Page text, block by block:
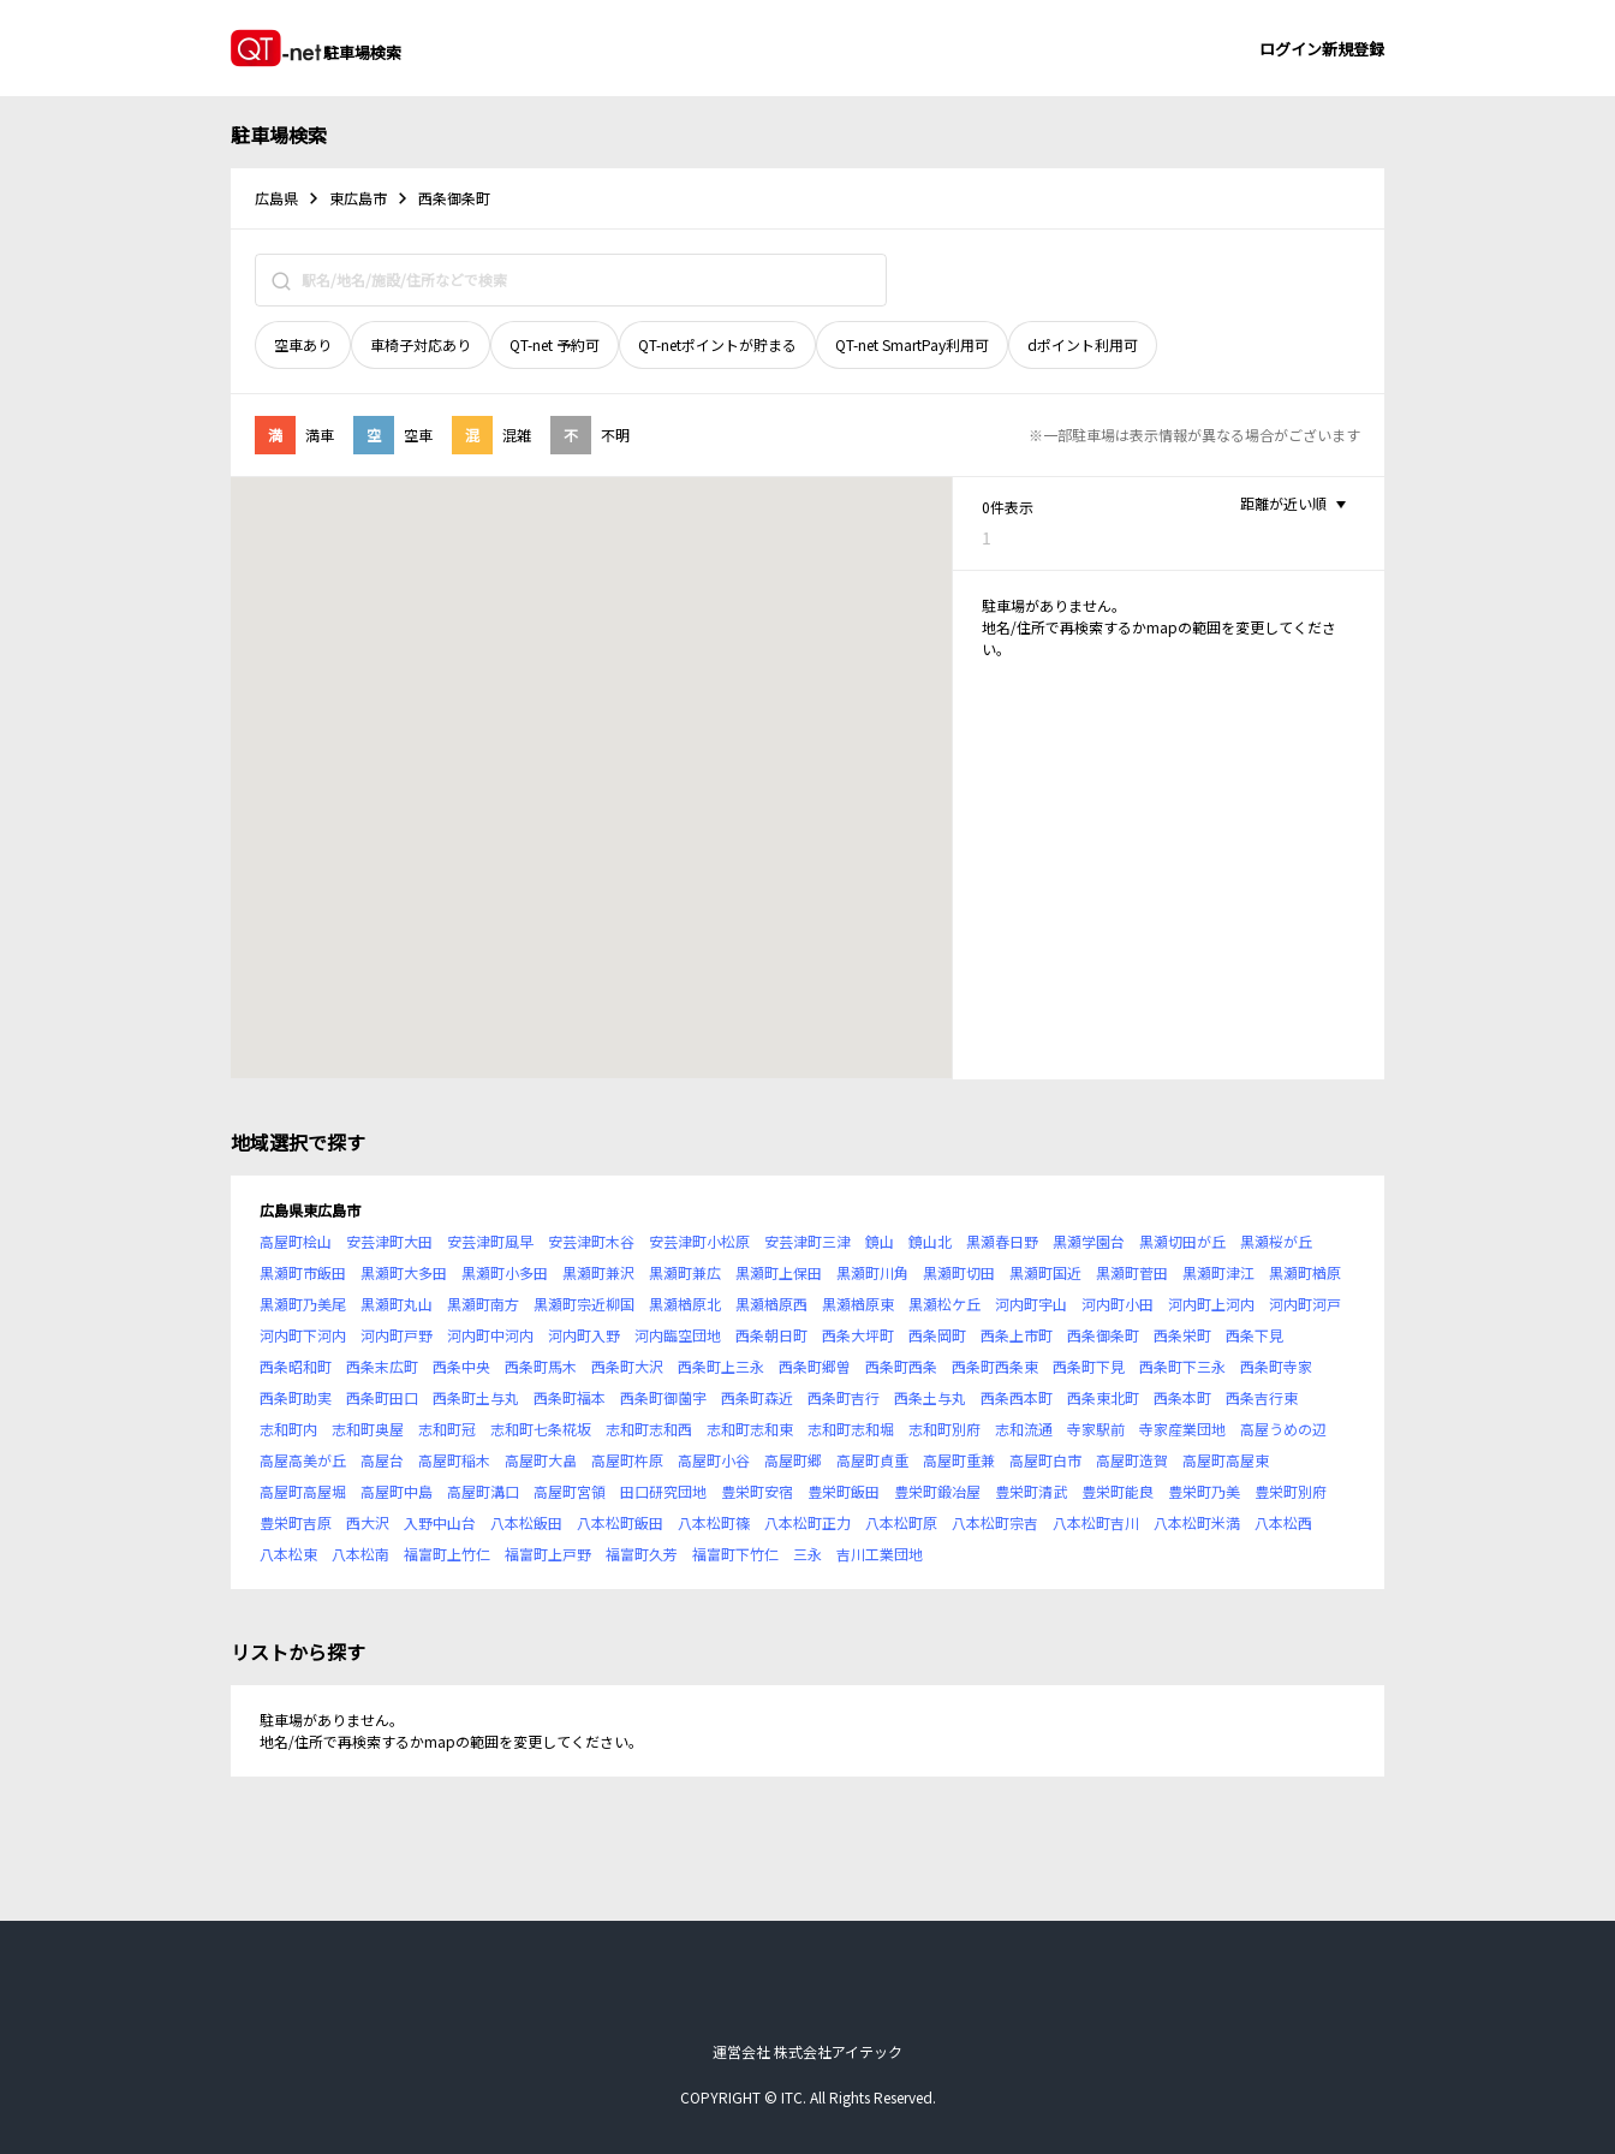
駐車場検索 ログイン新規登録
駐車場検索
広島県 東広島市 西条御条町
空車あり 車椅子対応あり QT-net 予約可 QT-netポイントが貯まる QT-net SmartPay利用可 dポイント利用可
満 満車 空 空車 混 混雑 不 不明 ※一部駐車場は表示情報が異なる場合がございます
0件表示
1
距離が近い順
駐車場がありません。
地名/住所で再検索するかmapの範囲を変更してくださ
い。
地域選択で探す
広島県東広島市
高屋町桧山
安芸津町大田 安芸津町風早 安芸津町木谷 安芸津町小松原 安芸津町三津 鏡山 鏡山北 黒瀬春日野 黒瀬学園台 黒瀬切田が丘
黒瀬桜が丘
黒瀬町市飯田
黒瀬町大多田 黒瀬町小多田 黒瀬町兼沢 黒瀬町兼広 黒瀬町上保田 黒瀬町川角 黒瀬町切田 黒瀬町国近 黒瀬町菅田 黒瀬町津江
黒瀬町楢原
黒瀬町乃美尾
黒瀬町丸山 黒瀬町南方 黒瀬町宗近柳国 黒瀬楢原北 黒瀬楢原西 黒瀬楢原東 黒瀬松ケ丘 河内町宇山 河内町小田 河内町上河内
河内町河戸
河内町下河内
河内町戸野 河内町中河内 河内町入野 河内臨空団地 西条朝日町 西条大坪町 西条岡町 西条上市町 西条御条町 西条栄町
西条下見
西条昭和町
西条末広町 西条中央 西条町馬木 西条町大沢 西条町上三永 西条町郷曽 西条町西条 西条町西条東 西条町下見 西条町下三永
西条町寺家
西条町助実
西条町田口 西条町土与丸 西条町福本 西条町御薗宇 西条町森近 西条町吉行 西条土与丸 西条西本町 西条東北町 西条本町
西条吉行東
志和町内
志和町奥屋 志和町冠 志和町七条椛坂 志和町志和西 志和町志和東 志和町志和堀 志和町別府 志和流通 寺家駅前 寺家産業団地
高屋うめの辺
高屋高美が丘
高屋台 高屋町稲木 高屋町大畠 高屋町杵原 高屋町小谷 高屋町郷 高屋町貞重 高屋町重兼 高屋町白市 高屋町造賀
高屋町高屋東
高屋町高屋堀
高屋町中島 高屋町溝口 高屋町宮領 田口研究団地 豊栄町安宿 豊栄町飯田 豊栄町鍛冶屋 豊栄町清武 豊栄町能良 豊栄町乃美
豊栄町別府
豊栄町吉原
西大沢 入野中山台 八本松飯田 八本松町飯田 八本松町篠 八本松町正力 八本松町原 八本松町宗吉 八本松町吉川 八本松町米満
八本松西
八本松東
八本松南 福富町上竹仁 福富町上戸野 福富町久芳 福富町下竹仁 三永 吉川工業団地
リストから探す
駐車場がありません。
地名/住所で再検索するかmapの範囲を変更してください。
運営会社 株式会社アイテック
COPYRIGHT © ITC. All Rights Reserved.